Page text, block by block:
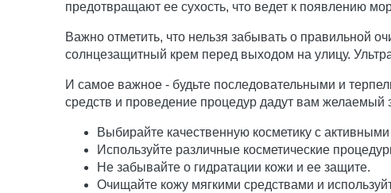
предотвращают ее сухость, что ведет к появлению
Важно отметить, что нельзя забывать о правильной
солнцезащитный крем перед выходом на улицу.
И самое важное - будьте последовательными и
средств и проведение процедур дадут вам желаемый
Выбирайте качественную косметику с
Используйте различные косметические
Не забывайте о гидратации кожи и ее защите.
Очищайте кожу мягкими средствами и